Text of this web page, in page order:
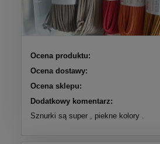
Ocena produktu:
Ocena dostawy:
Ocena sklepu:
Dodatkowy komentarz:
Sznurki są super , piekne kolory .